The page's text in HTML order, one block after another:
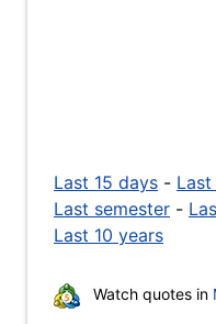
Last 15 days -
Last semester -
Last 10 years
Watch quotes in